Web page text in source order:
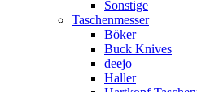
Sonstige
Taschenmesser
Böker
Buck Knives
deejo
Haller